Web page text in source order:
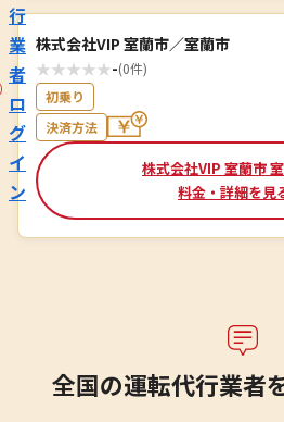
行
業
者
ロ
グ
イ
ン
株式会社VIP 室蘭市／室蘭市
★★★★★-(0件)
初乗り
決済方法
株式会社VIP 室蘭市
料金・詳細を見
全国の運転代行業者